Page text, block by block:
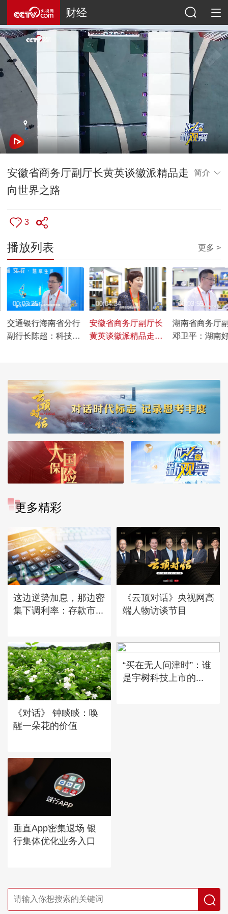
财经
安徽省商务厅副厅长黄英谈徽派精品走
向世界之路
简介
3
播放列表 更多 >
交通银行海南省分行
副行长陈超：科技、
00:03:25
安徽省商务厅副厅长
黄英谈徽派精品走向
00:04:34
湖南省商务厅
邓卫平：湖南
00:03:55
更多精彩
这边逆势加息，那边密
集下调利率：存款市...
《云顶对话》央视网高
端人物访谈节目
《对话》 钟睒睒：唤
醒一朵花的价值
“买在无人问津时”：谁
是宇树科技上市的...
垂直App密集退场 银
行集体优化业务入口